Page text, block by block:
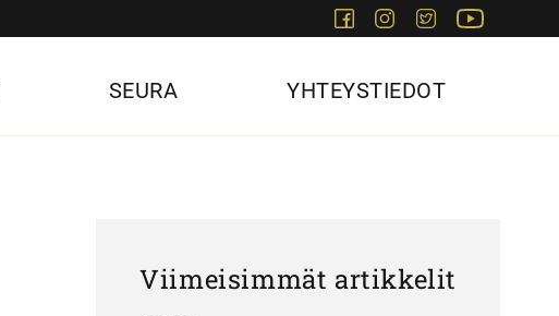
FacebookInstagram
Twitter
SEURA YHTEYSTIEDOT
Viimeisimmät artikkelit